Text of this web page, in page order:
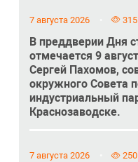
7 августа 2026 315
В преддверии Дня
отмечается 9
Сергей Пахомов,
окружного Совета
индустриальный
Краснозаводске.
7 августа 2026 250